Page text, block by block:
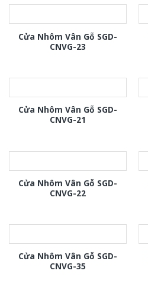
Cửa Nhôm Vân Gỗ SGD-
CNVG-23
Cửa Nhôm Vân Gỗ SGD-
CNVG-21
Cửa Nhôm Vân Gỗ SGD-
CNVG-22
Cửa Nhôm Vân Gỗ SGD-
CNVG-35